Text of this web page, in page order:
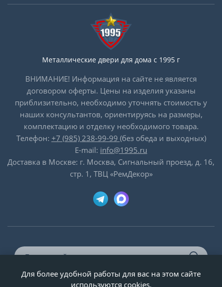
Металлические двери для дома с 1995 г
ВНИМАНИЕ! Информация на сайте не является
договором оферты. Цены на изделия указаны
приблизительно, необходимо уточнять стоимость у
наших консультантов, ориентируясь на размеры,
комплектацию и отделку необходимого товара.
Телефон: +7 (985) 238-99-99 (без обеда и выходных)
E-mail: info@1995.ru
Доставка в Москве: г. Москва, Сигнальный проезд, д. 16,
стр. 1, ТВЦ «РемДекор»
© ООО «Двери-и-точка», ИНН 5020092947, 1995-2026 г.
Для более удобной работы для вас на этом сайте
используются cookies.